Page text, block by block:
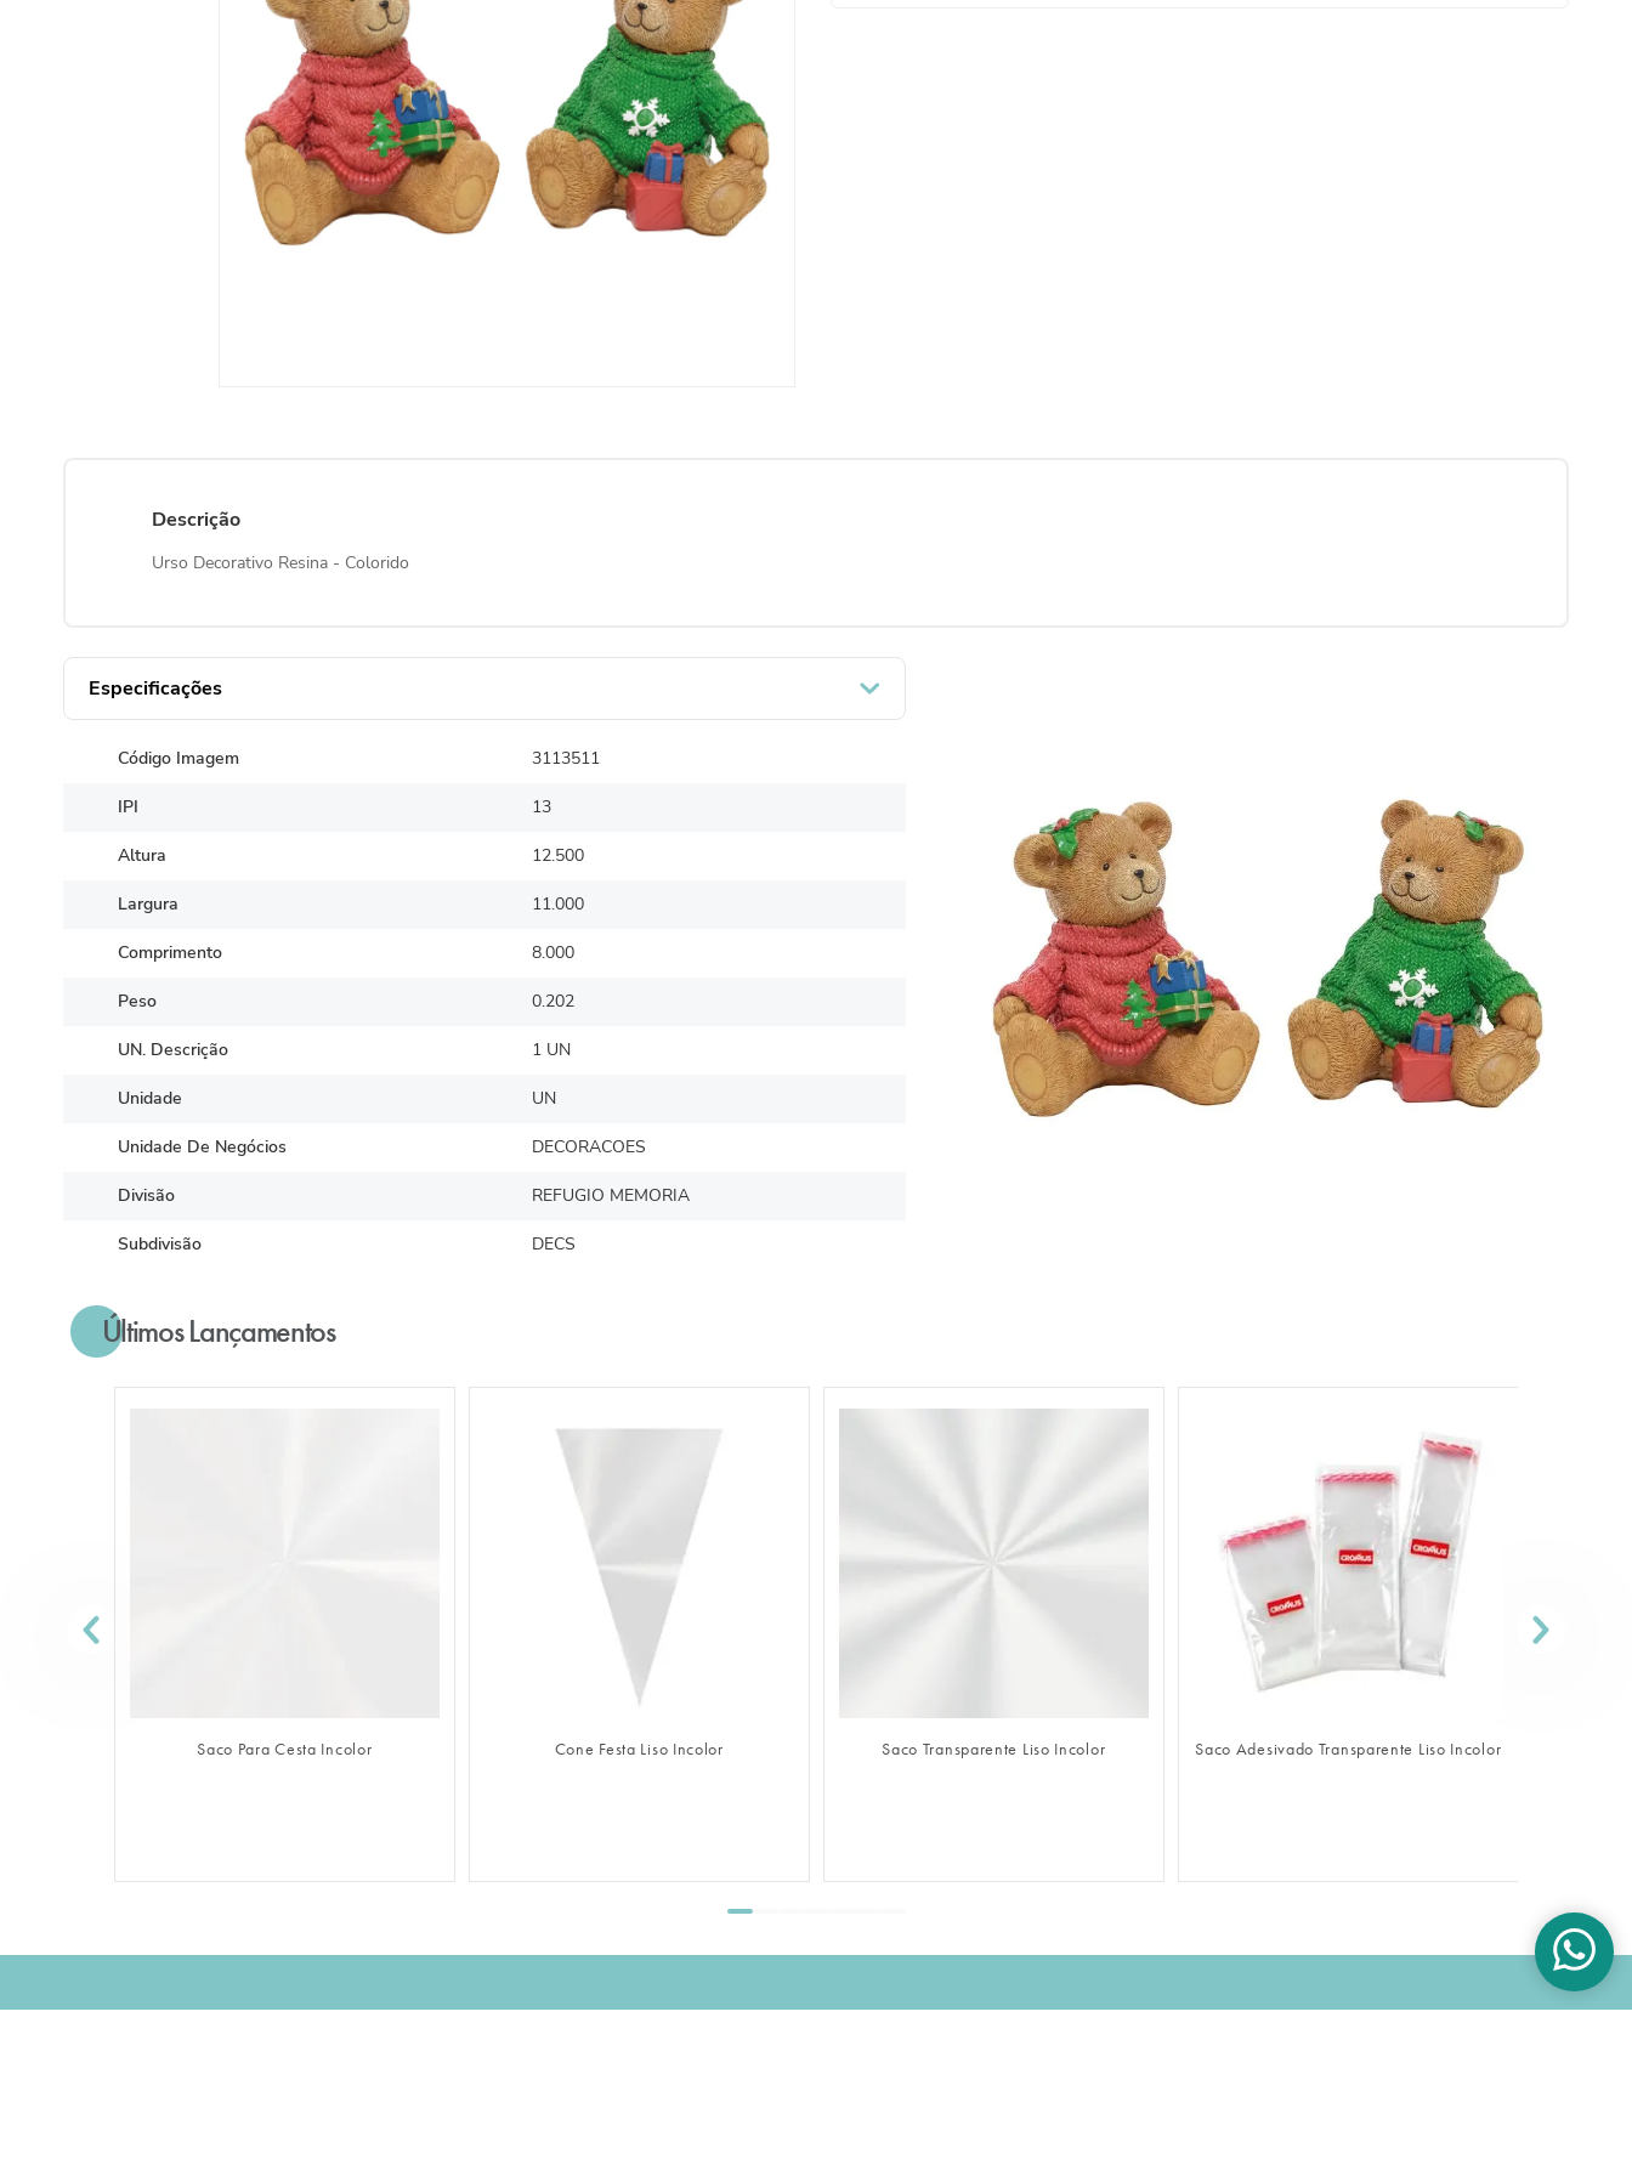
Descrição
Urso Decorativo Resina - Colorido
Especificações
Código Imagem 3113511
IPI 13
Altura 12.500
Largura 11.000
Comprimento 8.000
Peso 0.202
UN. Descrição 1 UN
Unidade UN
Unidade De Negócios DECORACOES
Divisão REFUGIO MEMORIA
Subdivisão DECS
Últimos Lançamentos
Saco Para Cesta Incolor
FAZER LOGIN
Cone Festa Liso Incolor Saco Transparente Liso Incolor Saco Adesivado Transparente Liso Incolor